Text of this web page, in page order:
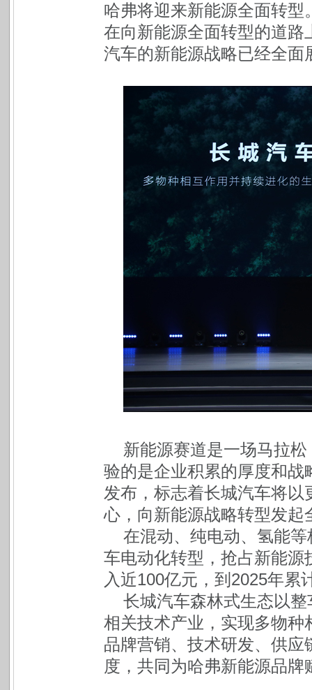
哈弗将迎来新能源全面转
在向新能源全面转型的道
汽车的新能源战略已经全面
新能源赛道是一场马拉
验的是企业积累的厚度和
发布，标志着长城汽车将
心，向新能源战略转型发起
在混动、纯电动、氢能
车电动化转型，抢占新能
入近100亿元，到2025年累
长城汽车森林式生态以
相关技术产业，实现多物
品牌营销、技术研发、供
度，共同为哈弗新能源品牌